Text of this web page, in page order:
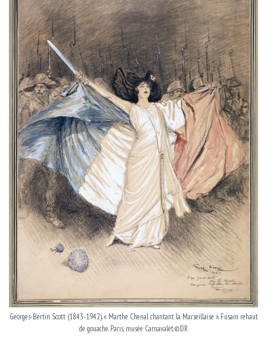
Georges-Bertin Scott (1843-1942). « Marthe Chenal chantant la Marseillaise ». Fusain rehaut
de gouache. Paris, musée Carnavalet.©DR